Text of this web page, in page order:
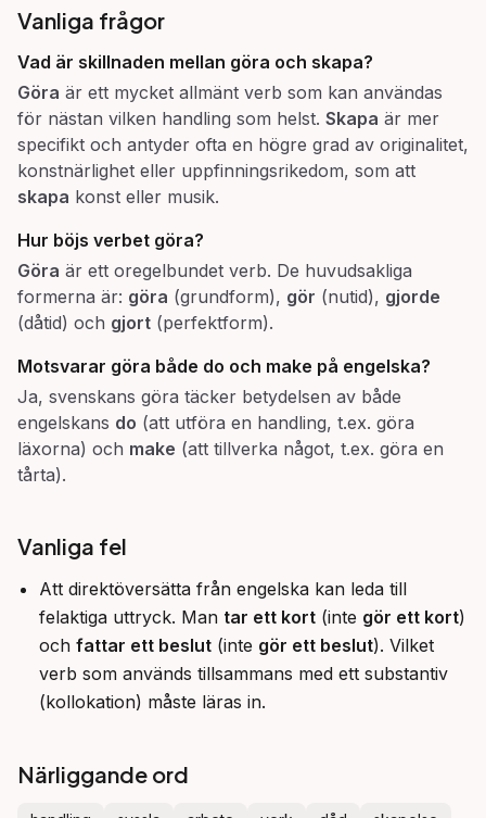
Vanliga frågor
Vad är skillnaden mellan göra och skapa?
Göra är ett mycket allmänt verb som kan användas
för nästan vilken handling som helst. Skapa är mer
specifikt och antyder ofta en högre grad av originalitet,
konstnärlighet eller uppfinningsrikedom, som att
skapa konst eller musik.
Hur böjs verbet göra?
Göra är ett oregelbundet verb. De huvudsakliga
formerna är: göra (grundform), gör (nutid), gjorde
(dåtid) och gjort (perfektform).
Motsvarar göra både do och make på engelska?
Ja, svenskans göra täcker betydelsen av både
engelskans do (att utföra en handling, t.ex. göra
läxorna) och make (att tillverka något, t.ex. göra en
tårta).
Vanliga fel
Att direktöversätta från engelska kan leda till
felaktiga uttryck. Man tar ett kort (inte gör ett kort)
och fattar ett beslut (inte gör ett beslut). Vilket
verb som används tillsammans med ett substantiv
(kollokation) måste läras in.
Närliggande ord